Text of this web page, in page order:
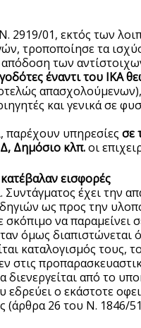
2919/01, εκτός των
τροποποίησε τα
απόδοση των
έναντι του ΙΚΑ
και γενικά σε
παρέχουν υπηρεσίες σε
Δημόσιο κλπ.οι
εισφορές
έχει την
ως προς την
να παραμείνει
όμως διαπιστώνεται
καταλογισμός τους,
στις
από το
ο εκάστοτε
(άρθρα 26 του Ν. 1846/